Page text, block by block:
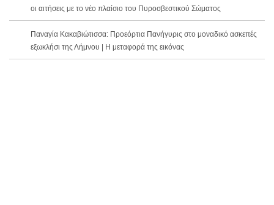
οι αιτήσεις με το νέο πλαίσιο του Πυροσβεστικού Σώματος
Παναγία Κακαβιώτισσα: Προεόρτια Πανήγυρις στο μοναδικό ασκεπές
εξωκλήσι της Λήμνου | Η μεταφορά της εικόνας